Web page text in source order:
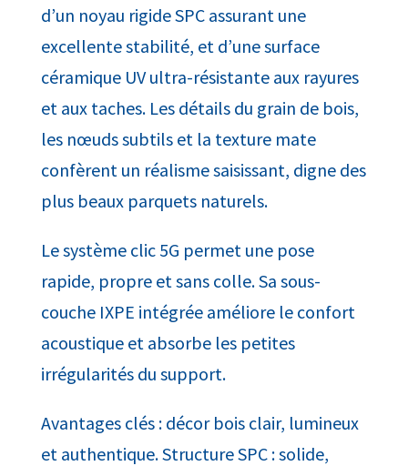
d’un noyau rigide SPC assurant une
excellente stabilité, et d’une surface
céramique UV ultra-résistante aux rayures
et aux taches. Les détails du grain de bois,
les nœuds subtils et la texture mate
confèrent un réalisme saisissant, digne des
plus beaux parquets naturels.
Le système clic 5G permet une pose
rapide, propre et sans colle. Sa sous-
couche IXPE intégrée améliore le confort
acoustique et absorbe les petites
irrégularités du support.
Avantages clés : décor bois clair, lumineux
et authentique. Structure SPC : solide,